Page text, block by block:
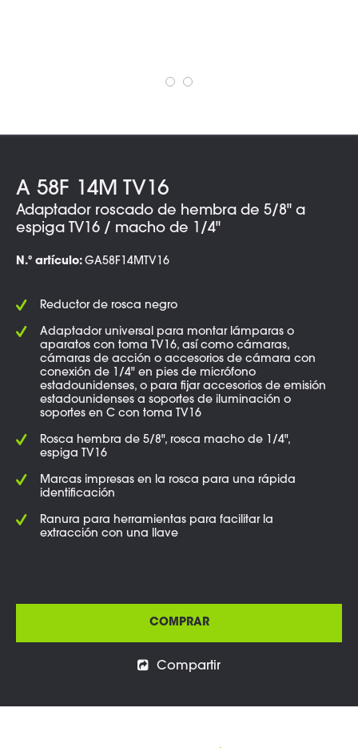
A 58F 14M TV16
Adaptador roscado de hembra de 5/8" a
espiga TV16 / macho de 1/4"
N.º artículo: GA58F14MTV16
Reductor de rosca negro
Adaptador universal para montar lámparas o
aparatos con toma TV16, así como cámaras,
cámaras de acción o accesorios de cámara con
conexión de 1/4" en pies de micrófono
estadounidenses, o para fijar accesorios de emisión
estadounidenses a soportes de iluminación o
soportes en C con toma TV16
Rosca hembra de 5/8", rosca macho de 1/4",
espiga TV16
Marcas impresas en la rosca para una rápida
identificación
Ranura para herramientas para facilitar la
extracción con una llave
COMPRAR
Compartir